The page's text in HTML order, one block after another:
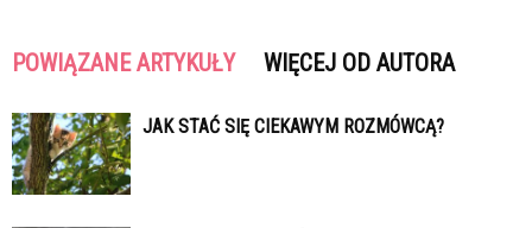
POWIĄZANE ARTYKUŁY WIĘCEJ OD AUTORA
JAK STAĆ SIĘ CIEKAWYM ROZMÓWCĄ?